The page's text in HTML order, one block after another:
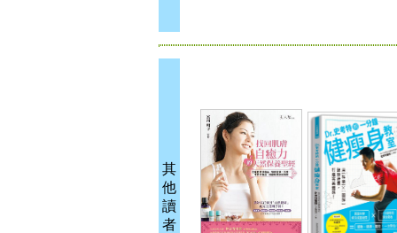
其
他
讀
者